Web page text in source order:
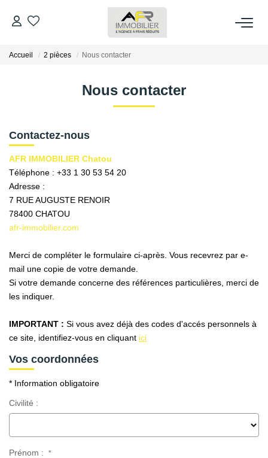
ACHETER
LOUER
FAIRE GÉRER
NOS AGENCES
AFR IMMOBILIER Bezons
AFR IMMOBILIER Carrières-Sur-Seine
AFR IMMOBILIER Chatou - Location | Gestion | Syndic
AFR IMMOBILIER Houilles
Accueil 2 pièces Nous contacter
Nous contacter
Contactez-nous
AFR IMMOBILIER Chatou
Téléphone : +33 1 30 53 54 20
Adresse :
7 RUE AUGUSTE RENOIR
78400 CHATOU
afr-immobilier.com
Merci de compléter le formulaire ci-après. Vous recevrez par e-
mail une copie de votre demande.
Si votre demande concerne des références particulières, merci de
les indiquer.
IMPORTANT : Si vous avez déjà des codes d'accés personnels à
ce site, identifiez-vous en cliquant ici
Vos coordonnées
* Information obligatoire
Civilité :
Prénom : *